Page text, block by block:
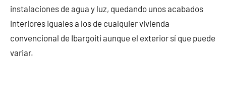
instalaciones de agua y luz, quedando unos acabados
interiores iguales a los de cualquier vivienda
convencional de Ibargoiti aunque el exterior sí que puede
variar.